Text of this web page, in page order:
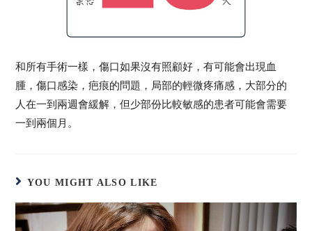
和所有手術一樣，傷口如果沒有照顧好，有可能會出現血
腫，傷口感染，疤痕的問題，局部的輕微疼痛感，大部分的
人在一到兩週會緩解，但少部份比較敏感的患者可能會需要
一到兩個月。
YOU MIGHT ALSO LIKE